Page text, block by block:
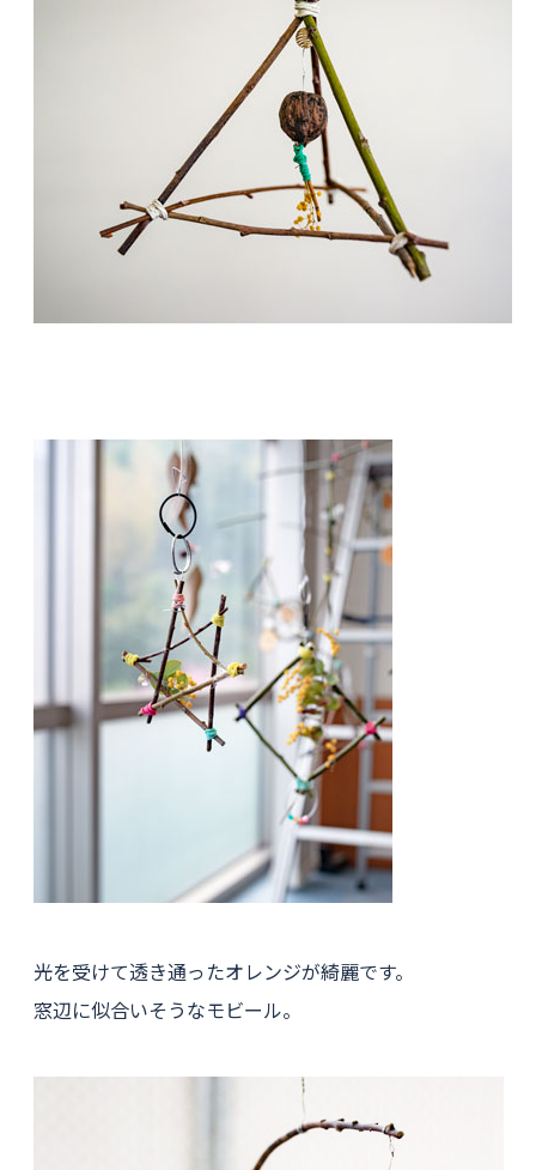
光を受けて透き通ったオレンジが綺麗です。
窓辺に似合いそうなモビール。